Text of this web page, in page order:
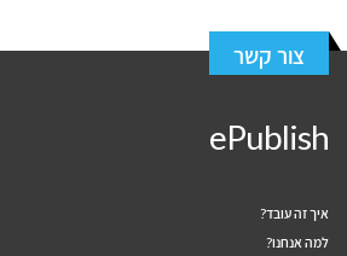
צור קשר
ePublish
איך זה עובד?
למה אנחנו?